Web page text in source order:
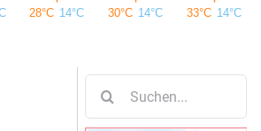
nach: